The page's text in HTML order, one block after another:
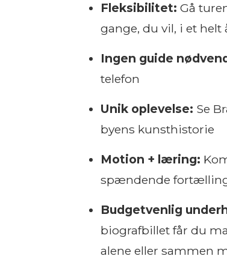
Fleksibilitet: Gå
gange, du vil, i et helt
Ingen guide
telefon
Unik oplevelse: Se
byens kunsthistorie
Motion + læring:
spændende
Budgetvenlig
biografbillet får du
alene eller sammen